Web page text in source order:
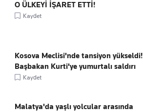
O ÜLKEYİ İŞARET ETTİ!
Kaydet
Kosova Meclisi'nde tansiyon yükseldi!
Başbakan Kurti'ye yumurtalı saldırı
Kaydet
Malatya'da yaşlı yolcular arasında